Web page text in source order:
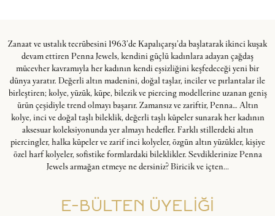
Zanaat ve ustalık tecrübesini 1963’de Kapalıçarşı’da başlatarak ikinci kuşak
devam ettiren Penna Jewels, kendini güçlü kadınlara adayan çağdaş
mücevher kavramıyla her kadının kendi eşsizliğini keşfedeceği yeni bir
dünya yaratır. Değerli altın madenini, doğal taşlar, inciler ve pırlantalar ile
birleştiren; kolye, yüzük, küpe, bilezik ve piercing modellerine uzanan geniş
ürün çeşidiyle trend olmayı başarır. Zamansız ve zariftir, Penna… Altın
kolye, inci ve doğal taşlı bileklik, değerli taşlı küpeler sunarak her kadının
aksesuar koleksiyonunda yer almayı hedefler. Farklı stillerdeki altın
piercingler, halka küpeler ve zarif inci kolyeler, özgün altın yüzükler, kişiye
özel harf kolyeler, sofistike formlardaki bileklikler. Sevdiklerinize Penna
Jewels armağan etmeye ne dersiniz? Biricik ve içten...
E-BÜLTEN ÜYELİĞİ